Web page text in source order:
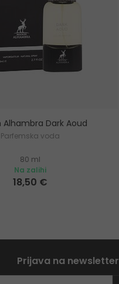
Alhambra Dark Aoud
Parfemska voda
80 ml
Na zalihi
18,50 €
Prijava na newsletter